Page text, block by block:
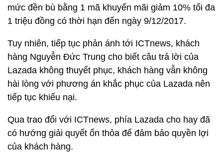
mức đền bù bằng 1 mã khuyến mãi giảm 10% tối đa
1 triệu đồng có thời hạn đến ngày 9/12/2017.
Tuy nhiên, tiếp tục phản ánh tới ICTnews, khách
hàng Nguyễn Đức Trung cho biết câu trả lời của
Lazada không thuyết phục, khách hàng vẫn không
hài lòng với phương án khắc phục của Lazada nên
tiếp tục khiếu nại.
Qua trao đổi với ICTnews, phía Lazada cho hay đã
có hướng giải quyết ổn thỏa để đảm bảo quyền lợi
của khách hàng.